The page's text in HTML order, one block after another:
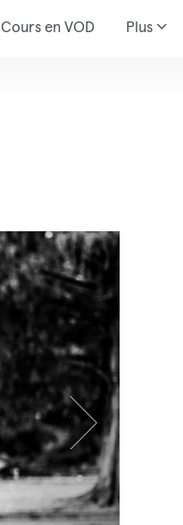
Cours en VOD Plus